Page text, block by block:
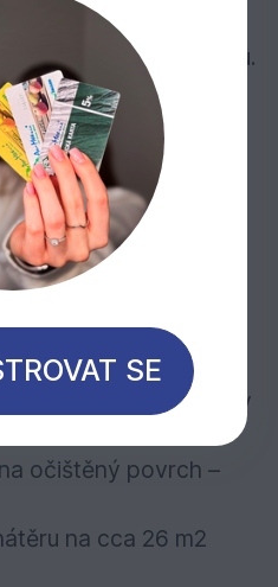
preventivní ochraně
plísní, řasou a houbou.
a neodlupuje se.
prostorách:
pro auta, dveře,
zábrany atd.
barevných
bez povrchové úpravy
stačí
očištěný povrch –
na cca 26 m2
SE